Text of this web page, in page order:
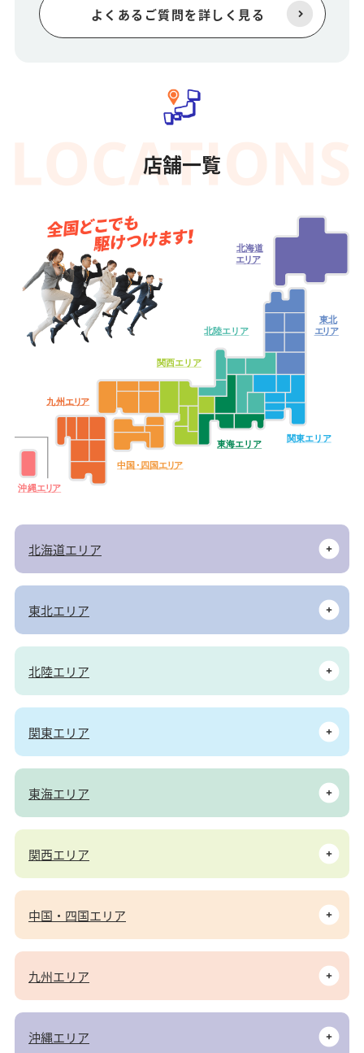
よくあるご質問を詳しく見る
店舗一覧
東北
エリア
関東エリア
東海エリア
北陸エリア
関西エリア
中 国・四国 エリア
沖縄エリア
九州 エリア
北海道
エリア
北海道エリア
東北エリア
北陸エリア
関東エリア
東海エリア
関西エリア
中国・四国エリア
九州エリア
沖縄エリア